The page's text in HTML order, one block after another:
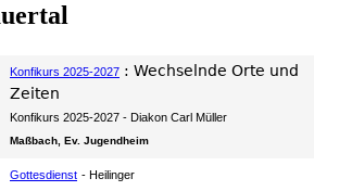
Konfikurs 2025-2027 : Wechselnde Orte und
Zeiten
Konfikurs 2025-2027 Diakon Carl Müller
Maßbach, Ev. Jugendheim
Gottesdienst Heilinger